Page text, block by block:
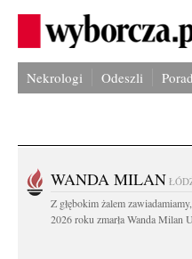
Nekrologi Odeszli
WANDA MILAN
Z głębokim żalem
2026 roku zmarła Wanda Milan